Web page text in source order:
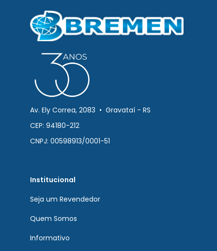
Av. Ely Correa, 2083 • Gravataí - RS
CEP: 94180-212
CNPJ: 00598913/0001-51
Institucional
Seja um Revendedor
Quem Somos
Informativo